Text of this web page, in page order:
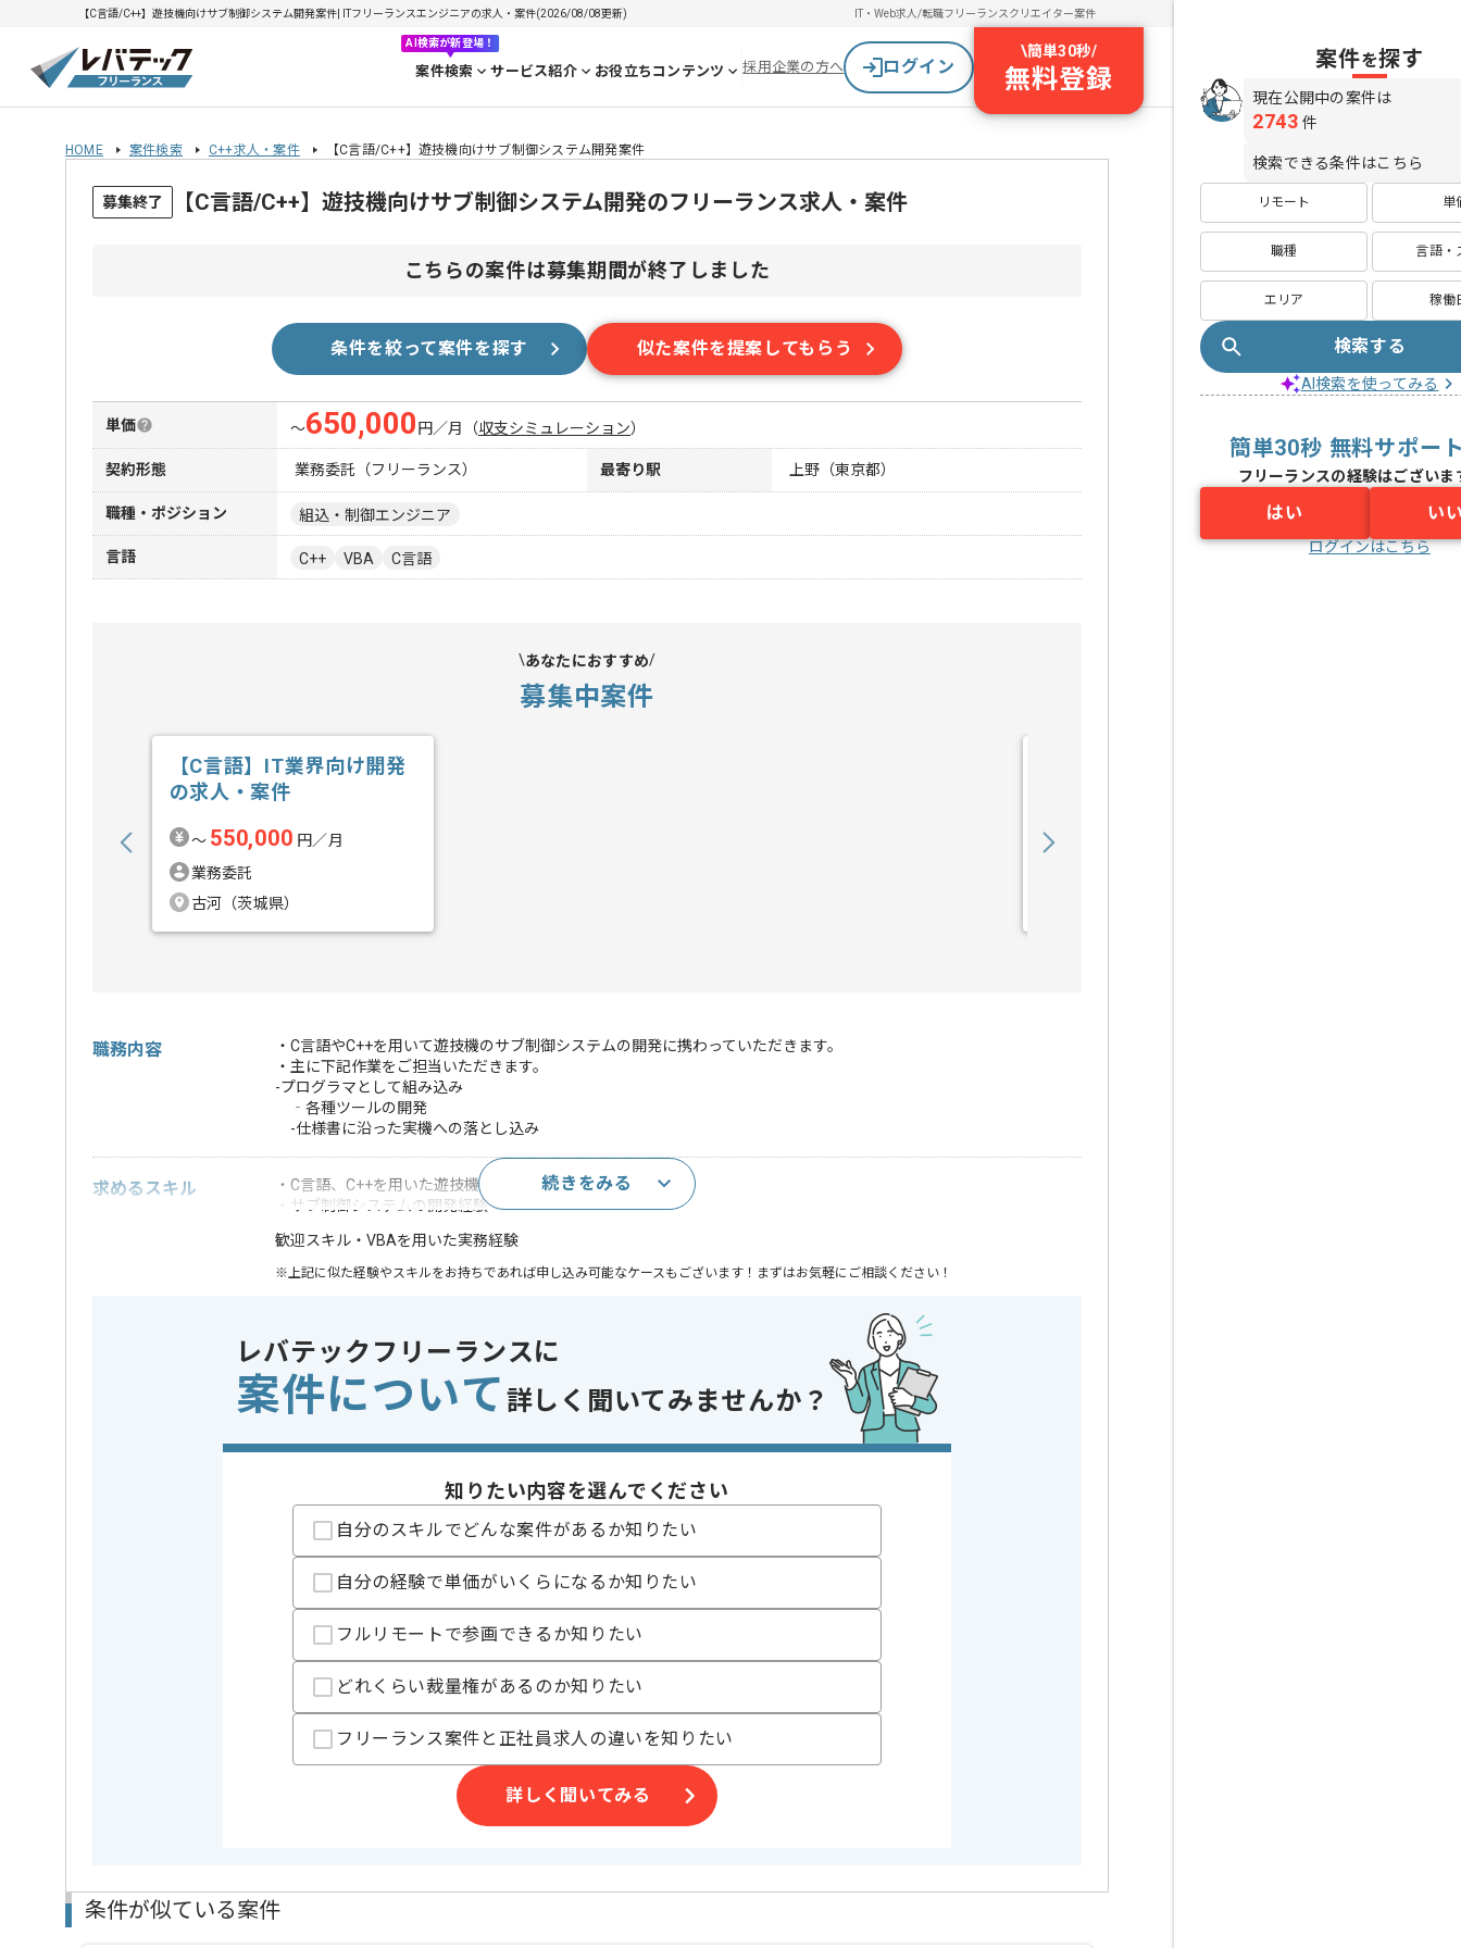
【C言語/C++】遊技機向けサブ制御システム開発案件| ITフリーランスエンジニアの求人・案件(2026/08/08更新) IT・Web求人/転職フリーランスクリエイター案件
AI検索が新登場！
案件検索 サービス紹介 お役立ちコンテンツ 採用企業の方へ ログイン
\簡単30秒/
無料登録
HOME 案件検索 C++求人・案件 【C言語/C++】遊技機向けサブ制御システム開発案件
募集終了 【C言語/C++】遊技機向けサブ制御システム開発のフリーランス求人・案件
こちらの案件は募集期間が終了しました
条件を絞って案件を探す 似た案件を提案してもらう
単価 〜650,000 円／月 （収支シミュレーション）
契約形態 業務委託（フリーランス） 最寄り駅 上野（東京都）
職種・ポジション 組込・制御エンジニア
言語 C++ VBA C言語
あなたにおすすめ
募集中案件
【C言語】IT業界向け開発
の求人・案件
〜 550,000 円／月
業務委託
古河（茨城県）
職務内容
・C言語やC++を用いて遊技機のサブ制御システムの開発に携わっていただきます。
・主に下記作業をご担当いただきます。
-プログラマとして組み込み
‐各種ツールの開発
-仕様書に沿った実機への落とし込み
求めるスキル
・C言語、C++を用いた遊技機の開発経験
・サブ制御システムの開発経験
歓迎スキル ・VBAを用いた実務経験
※上記に似た経験やスキルをお持ちであれば申し込み可能なケースもございます！まずはお気軽にご相談ください！
特徴
急募 , ゲーム好き歓迎 , BtoC向け , 服装自由
精算条件
有
精算基準時間
140時間〜180時間
遊技機開発事業を展開しており、今勢いのある企業です。
新しいアイディアや技術を積極的に導入し、
経験豊富なエンジニアと成長が出来る環境でございます。
実機を見ながらの開発になりますので常駐していただきます。
メーカーからの直案件となるので、自由なクリエイティブが叶えられる環境です。
ただ作業をこなすのではなく0→1の制作をされたい方におすすめです。
続きをみる
レバテックフリーランスに
案件について 詳しく聞いてみませんか？
知りたい内容を選んでください
自分のスキルでどんな案件があるか知りたい
自分の経験で単価がいくらになるか知りたい
フルリモートで参画できるか知りたい
どれくらい裁量権があるのか知りたい
フリーランス案件と正社員求人の違いを知りたい
詳しく聞いてみる
条件が似ている案件
案件を探す
現在公開中の案件は
2743 件
検索できる条件はこちら
リモート 単
職種 言語・
エリア 稼働
検索する
AI検索を使ってみる
簡単30秒 無料サポー
フリーランスの経験はございま
はい い
ログインはこちら